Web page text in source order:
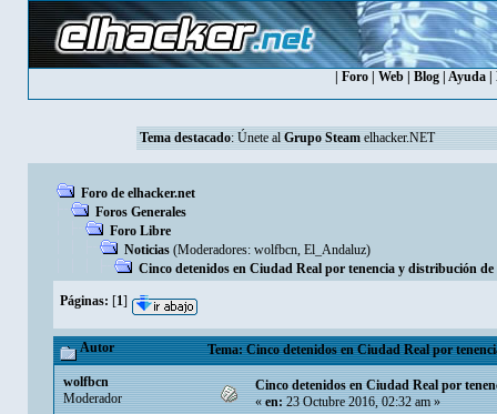
Foro Web Blog Ayuda
Tema destacado: Únete al Grupo Steamelhacker.NET
Foro de elhacker.net
Foros Generales
Foro Libre
Noticias (Moderadores: wolfbcn, El_Andaluz)
Cinco detenidos en Ciudad Real por tenencia y distribución
Páginas: [1]
Autor Tema: Cinco detenidos en Ciudad Real por
wolfbcn
Moderador
Cinco detenidos en Ciudad Real por
«en:23 Octubre 2016, 02:32 am »